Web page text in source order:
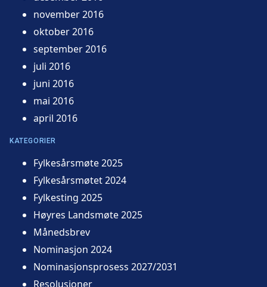
november 2016
oktober 2016
september 2016
juli 2016
juni 2016
mai 2016
april 2016
KATEGORIER
Fylkesårsmøte 2025
Fylkesårsmøtet 2024
Fylkesting 2025
Høyres Landsmøte 2025
Månedsbrev
Nominasjon 2024
Nominasjonsprosess 2027/2031
Resolusjoner